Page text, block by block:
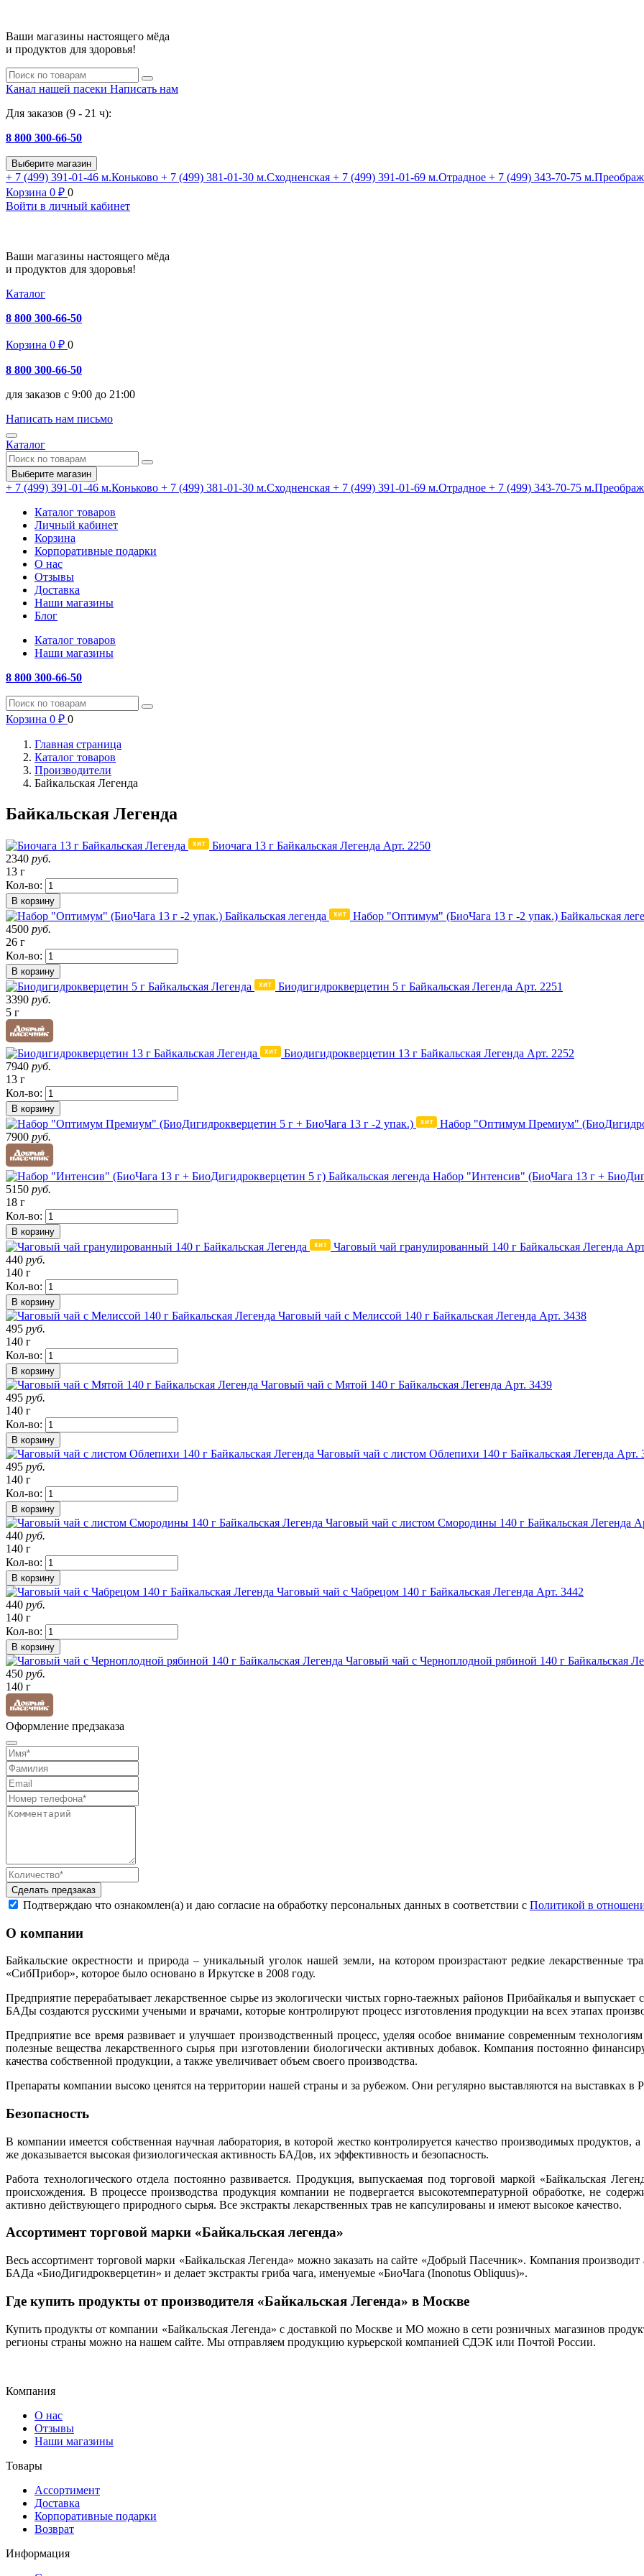
Ваши магазины настоящего мёда
и продуктов для здоровья!
Канал нашей пасеки Написать нам
Для заказов (9 - 21 ч):
8 800 300-66-50
Выберите магазин
+ 7 (499) 391-01-46 м.Коньково + 7 (499) 381-01-30 м.Сходненская + 7 (499) 391-01-69 м.Отрадное + 7 (499) 343-70-75
Корзина 0 ₽ 0
Войти в личный кабинет
Ваши магазины настоящего мёда
и продуктов для здоровья!
Каталог
8 800 300-66-50
Корзина 0 ₽ 0
8 800 300-66-50
для заказов с 9:00 до 21:00
Написать нам письмо
Каталог
Выберите магазин
+ 7 (499) 391-01-46 м.Коньково + 7 (499) 381-01-30 м.Сходненская + 7 (499) 391-01-69 м.Отрадное + 7 (499) 343-70-75
Каталог товаров
Личный кабинет
Корзина
Корпоративные подарки
О нас
Отзывы
Доставка
Наши магазины
Блог
Каталог товаров
Наши магазины
8 800 300-66-50
Корзина 0 ₽ 0
Главная страница
Каталог товаров
Производители
Байкальская Легенда
Байкальская Легенда
Биочага 13 г Байкальская Легенда Арт. 2250
2340 руб.
13 г
Кол-во:
В корзину
Набор "Оптимум" (БиоЧага 13 г -2 упак.) Байкальская
4500 руб.
26 г
Кол-во:
В корзину
Биодигидрокверцетин 5 г Байкальская Легенда Арт. 2251
3390 руб.
5 г
Биодигидрокверцетин 13 г Байкальская Легенда Арт. 2252
7940 руб.
13 г
Кол-во:
В корзину
Набор "Оптимум Премиум"
7900 руб.
Набор "Интенсив" (БиоЧага 13 г +
5150 руб.
18 г
Кол-во:
В корзину
Чаговый чай гранулированный 140 г Байкальская Легенда
440 руб.
140 г
Кол-во:
В корзину
Чаговый чай с Мелиссой 140 г Байкальская Легенда Арт. 3438
495 руб.
140 г
Кол-во:
В корзину
Чаговый чай с Мятой 140 г Байкальская Легенда Арт. 3439
495 руб.
140 г
Кол-во:
В корзину
Чаговый чай с листом Облепихи 140 г Байкальская Легенда Арт.
495 руб.
140 г
Кол-во:
В корзину
Чаговый чай с листом Смородины 140 г Байкальская Легенда
440 руб.
140 г
Кол-во:
В корзину
Чаговый чай с Чабрецом 140 г Байкальская Легенда Арт. 3442
440 руб.
140 г
Кол-во:
В корзину
Чаговый чай с Черноплодной рябиной 140 г Байкальская
450 руб.
140 г
Оформление предзаказа
Сделать предзаказ
Подтверждаю что ознакомлен(а) и даю согласие на обработку персональных данных в соответствии с Политикой в
О компании
Байкальские окрестности и природа – уникальный уголок нашей земли, на котором произрастают редкие лекарственные
«СибПрибор», которое было основано в Иркутске в 2008 году.
Предприятие перерабатывает лекарственное сырье из экологически чистых горно-таежных районов Прибайкалья и
БАДы создаются русскими учеными и врачами, которые контролируют процесс изготовления продукции на всех этапах
Предприятие все время развивает и улучшает производственный процесс, уделяя особое внимание современным
полезные вещества лекарственного сырья при изготовлении биологически активных добавок. Компания постоянно
качества собственной продукции, а также увеличивает объем своего производства.
Препараты компании высоко ценятся на территории нашей страны и за рубежом. Они регулярно выставляются на выставках в
Безопасность
В компании имеется собственная научная лаборатория, в которой жестко контролируется качество производимых
же доказывается высокая физиологическая активность БАДов, их эффективность и безопасность.
Работа технологического отдела постоянно развивается. Продукция, выпускаемая под торговой маркой «Байкальская
происхождения. В процессе производства продукция компании не подвергается высокотемпературной обработке, не
активно действующего природного сырья. Все экстракты лекарственных трав не капсулированы и имеют высокое качество.
Ассортимент торговой марки «Байкальская легенда»
Весь ассортимент торговой марки «Байкальская Легенда» можно заказать на сайте «Добрый Пасечник». Компания
БАДа «БиоДигидрокверцетин» и делает экстракты гриба чага, именуемые «БиоЧага (Inonotus Obliquus)».
Где купить продукты от производителя «Байкальская Легенда» в Москве
Купить продукты от компании «Байкальская Легенда» с доставкой по Москве и МО можно в сети розничных магазинов
регионы страны можно на нашем сайте. Мы отправляем продукцию курьерской компанией СДЭК или Почтой России.
Компания
О нас
Отзывы
Наши магазины
Товары
Ассортимент
Доставка
Корпоративные подарки
Возврат
Информация